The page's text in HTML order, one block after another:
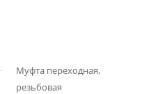
Муфта переходная,
резьбовая